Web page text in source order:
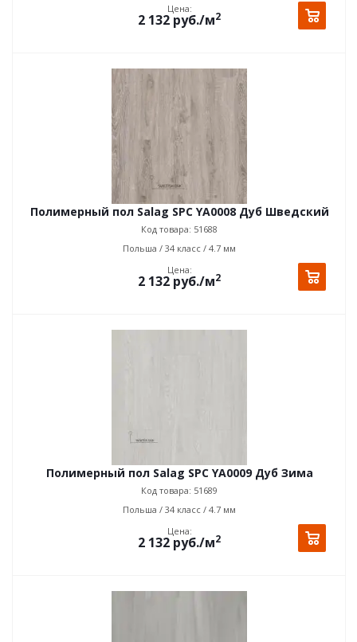
Цена:
2 132 руб./м2
Полимерный пол Salag SPC YA0008 Дуб Шведский
Код товара: 51688
Польша / 34 класс / 4.7 мм
Цена:
2 132 руб./м2
Полимерный пол Salag SPC YA0009 Дуб Зима
Код товара: 51689
Польша / 34 класс / 4.7 мм
Цена:
2 132 руб./м2